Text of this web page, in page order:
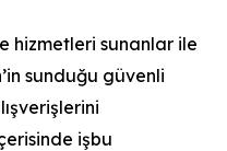
hizmetleri sunanlar ile
sunduğu güvenli
işbu